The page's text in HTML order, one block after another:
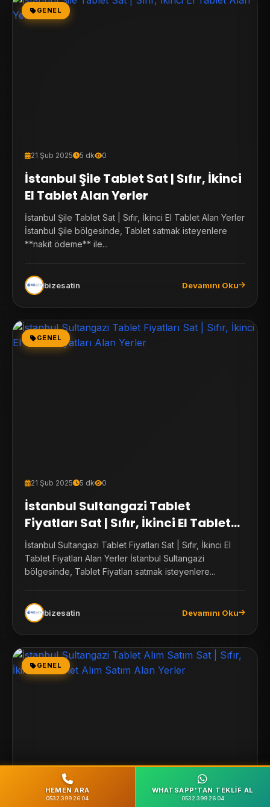
GENEL
21 Şub 2025 5 dk 0
İstanbul Şile Tablet Sat | Sıfır, İkinci
El Tablet Alan Yerler
İstanbul Şile Tablet Sat | Sıfır, İkinci El Tablet Alan Yerler
İstanbul Şile bölgesinde, Tablet satmak isteyenlere
**nakit ödeme** ile...
bizesatin Devamını Oku
GENEL
21 Şub 2025 5 dk 0
İstanbul Sultangazi Tablet
Fiyatları Sat | Sıfır, İkinci El Tablet
Fiyatları Alan Yerler
İstanbul Sultangazi Tablet Fiyatları Sat | Sıfır, İkinci El
Tablet Fiyatları Alan Yerler İstanbul Sultangazi
bölgesinde, Tablet Fiyatları satmak isteyenlere...
bizesatin Devamını Oku
GENEL
HEMEN ARA
0532 399 26 04
WHATSAPP'TAN TEKLIF AL
0532 399 26 04